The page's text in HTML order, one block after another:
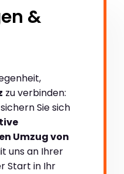
&
zu verbinden:
Sie sich
Umzug von
uns an Ihrer
Start in Ihr